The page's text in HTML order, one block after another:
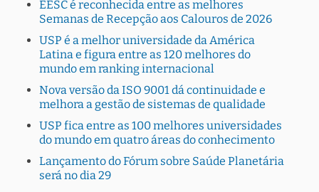
EESC é reconhecida entre as melhores
Semanas de Recepção aos Calouros de 2026
USP é a melhor universidade da América
Latina e figura entre as 120 melhores do
mundo em ranking internacional
Nova versão da ISO 9001 dá continuidade e
melhora a gestão de sistemas de qualidade
USP fica entre as 100 melhores universidades
do mundo em quatro áreas do conhecimento
Lançamento do Fórum sobre Saúde Planetária
será no dia 29